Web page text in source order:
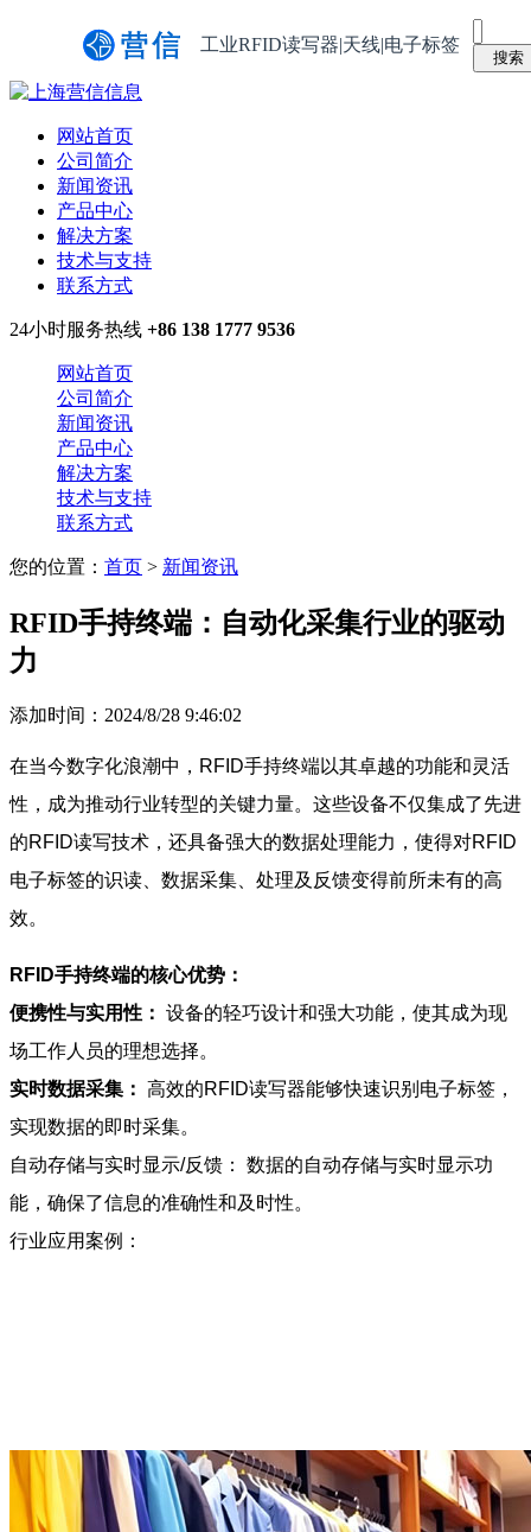
工业RFID读写器|天线|电子标签
网站首页
公司简介
新闻资讯
产品中心
解决方案
技术与支持
联系方式
24小时服务热线 +86 138 1777 9536
网站首页
公司简介
新闻资讯
产品中心
解决方案
技术与支持
联系方式
您的位置： 首页 > 新闻资讯
RFID手持终端：自动化采集行业的驱动
力
添加时间：2024/8/28 9:46:02
在当今数字化浪潮中，RFID手持终端以其卓越的功能和灵活
性，成为推动行业转型的关键力量。这些设备不仅集成了先进
的RFID读写技术，还具备强大的数据处理能力，使得对RFID
电子标签的识读、数据采集、处理及反馈变得前所未有的高
效。
RFID手持终端的核心优势：
便携性与实用性： 设备的轻巧设计和强大功能，使其成为现
场工作人员的理想选择。
实时数据采集： 高效的RFID读写器能够快速识别电子标签，
实现数据的即时采集。
自动存储与实时显示/反馈： 数据的自动存储与实时显示功
能，确保了信息的准确性和及时性。
行业应用案例：